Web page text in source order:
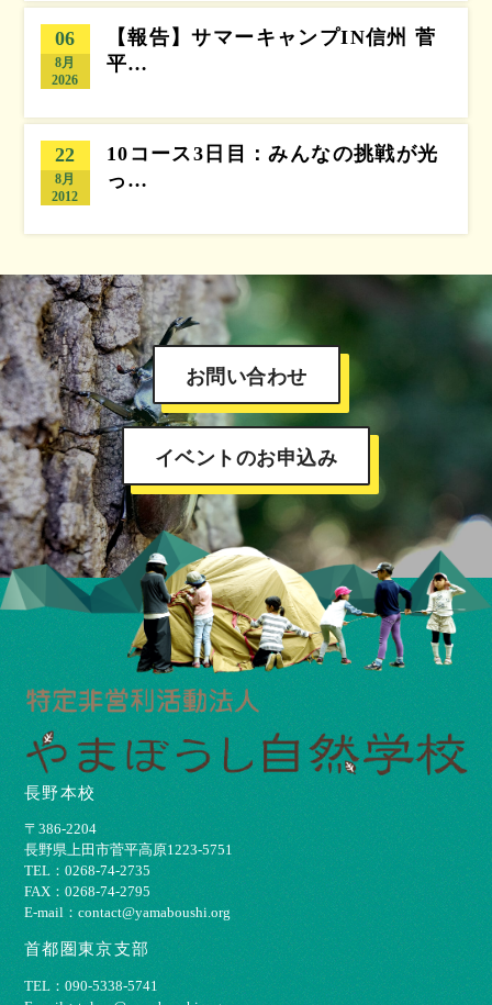
06
8月
2026
【報告】サマーキャンプIN信州 菅
平…
22
8月
2012
10コース3日目：みんなの挑戦が光
っ…
お問い合わせ
イベントのお申込み
長野本校
〒386-2204
⻑野県上⽥市菅平⾼原1223-5751
TEL：0268-74-2735
FAX：0268-74-2795
E-mail：contact@yamaboushi.org
首都圏東京支部
TEL：090-5338-5741